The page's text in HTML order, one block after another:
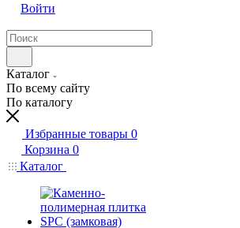
Войти
Каталог
По всему сайту
По каталогу
Избранные товары 0
Корзина 0
Каталог